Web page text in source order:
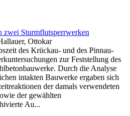
zwei Sturmflutsperrwerken
Ottokar
des Krückau- und des Pinnau-
zur Feststellung des
Durch die Analyse
intakten Bauwerke ergaben sich
der damals verwendeten
der gewählten
Au...